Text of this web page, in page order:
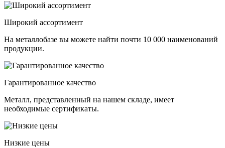
Широкий ассортимент
На металлобазе вы можете найти почти 10 000 наименований
продукции.
Гарантированное качество
Металл, представленный на нашем складе, имеет
необходимые сертификаты.
Низкие цены